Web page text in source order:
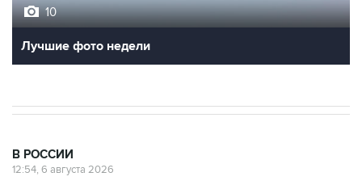
10
Лучшие фото недели
В РОССИИ
12:54, 6 августа 2026